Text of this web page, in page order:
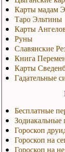
Карты мадам
Таро Эльтины
Карты
Руны
Славянские
Книга
Карты
Гадательные
Бесплатные
Зодиакальные
Гороскоп
Гороскоп на
Гороскоп на